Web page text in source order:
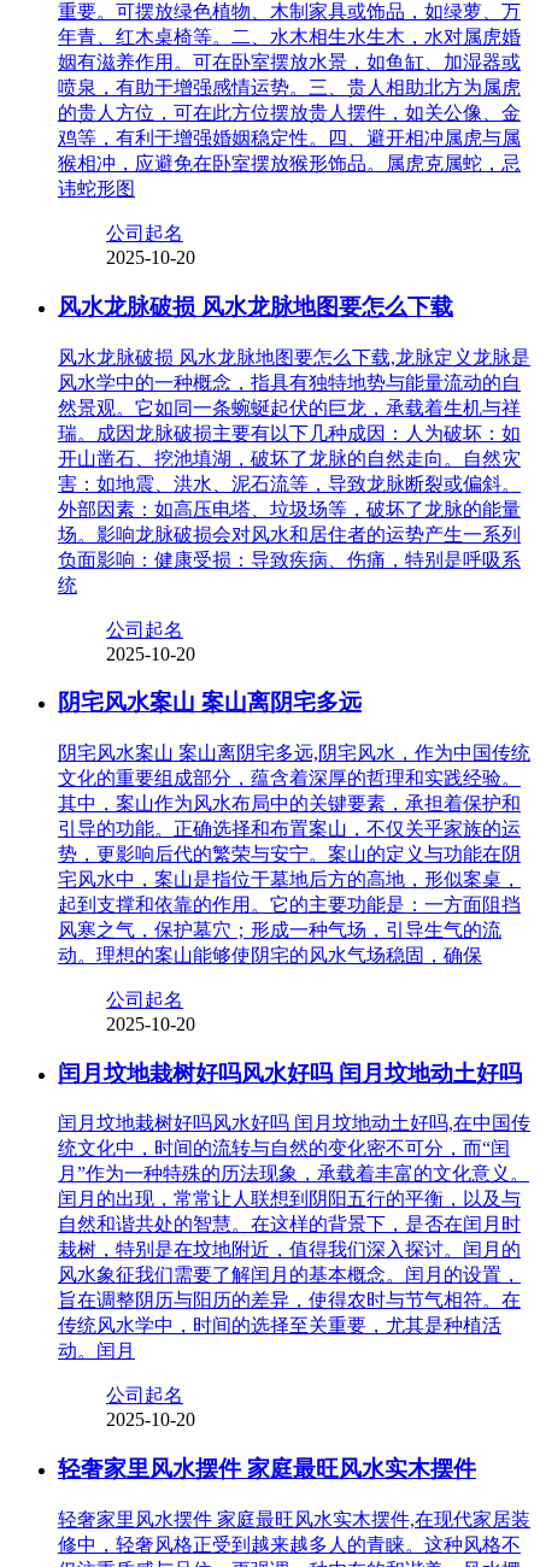
重要。可摆放绿色植物、木制家具或饰品，如绿萝、万
年青、红木桌椅等。二、水木相生水生木，水对属虎婚
姻有滋养作用。可在卧室摆放水景，如鱼缸、加湿器或
喷泉，有助于增强感情运势。三、贵人相助北方为属虎
的贵人方位，可在此方位摆放贵人摆件，如关公像、金
鸡等，有利于增强婚姻稳定性。四、避开相冲属虎与属
猴相冲，应避免在卧室摆放猴形饰品。属虎克属蛇，忌
讳蛇形图
公司起名
2025-10-20
风水龙脉破损 风水龙脉地图要怎么下载
风水龙脉破损 风水龙脉地图要怎么下载,龙脉定义龙脉是
风水学中的一种概念，指具有独特地势与能量流动的自
然景观。它如同一条蜿蜒起伏的巨龙，承载着生机与祥
瑞。成因龙脉破损主要有以下几种成因：人为破坏：如
开山凿石、挖池填湖，破坏了龙脉的自然走向。自然灾
害：如地震、洪水、泥石流等，导致龙脉断裂或偏斜。
外部因素：如高压电塔、垃圾场等，破坏了龙脉的能量
场。影响龙脉破损会对风水和居住者的运势产生一系列
负面影响：健康受损：导致疾病、伤痛，特别是呼吸系
统
公司起名
2025-10-20
阴宅风水案山 案山离阴宅多远
阴宅风水案山 案山离阴宅多远,阴宅风水，作为中国传统
文化的重要组成部分，蕴含着深厚的哲理和实践经验。
其中，案山作为风水布局中的关键要素，承担着保护和
引导的功能。正确选择和布置案山，不仅关乎家族的运
势，更影响后代的繁荣与安宁。案山的定义与功能在阴
宅风水中，案山是指位于墓地后方的高地，形似案桌，
起到支撑和依靠的作用。它的主要功能是：一方面阻挡
风寒之气，保护墓穴；形成一种气场，引导生气的流
动。理想的案山能够使阴宅的风水气场稳固，确保
公司起名
2025-10-20
闰月坟地栽树好吗风水好吗 闰月坟地动土好吗
闰月坟地栽树好吗风水好吗 闰月坟地动土好吗,在中国传
统文化中，时间的流转与自然的变化密不可分，而“闰
月”作为一种特殊的历法现象，承载着丰富的文化意义。
闰月的出现，常常让人联想到阴阳五行的平衡，以及与
自然和谐共处的智慧。在这样的背景下，是否在闰月时
栽树，特别是在坟地附近，值得我们深入探讨。闰月的
风水象征我们需要了解闰月的基本概念。闰月的设置，
旨在调整阴历与阳历的差异，使得农时与节气相符。在
传统风水学中，时间的选择至关重要，尤其是种植活
动。闰月
公司起名
2025-10-20
轻奢家里风水摆件 家庭最旺风水实木摆件
轻奢家里风水摆件 家庭最旺风水实木摆件,在现代家居装
修中，轻奢风格正受到越来越多人的青睐。这种风格不